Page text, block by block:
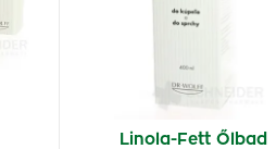
Linola-Fett Őlbad